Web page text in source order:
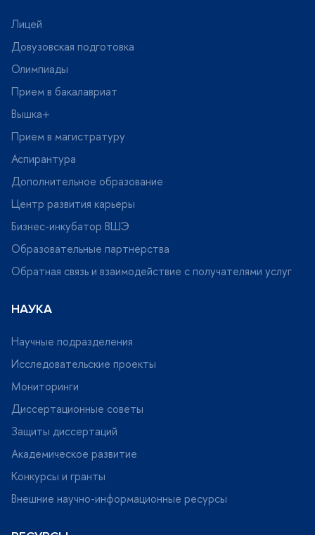
Лицей
Довузовская подготовка
Олимпиады
Прием в бакалавриат
ышка+
Прием в магистратуру
Аспирантура
Дополнительное образование
Центр развития карьеры
Бизнес-инкубатор ВШЭ
Образовательные партнерства
Обратная связь и взаимодействие с получателями услу
НАУКА
Научные подразделения
Исследовательские проекты
Мониторинги
Диссертационные советы
Защиты диссертаций
Академическое развитие
Конкурсы и гранты
нешние научно-информационные ресурсы